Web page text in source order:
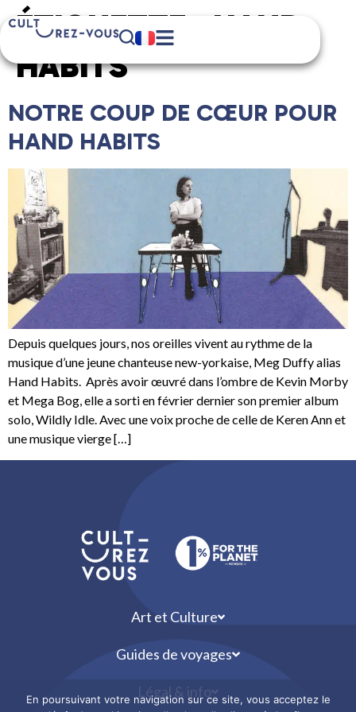
ÉTIQUETTE : HAND
HABITS
NOTRE COUP DE CŒUR POUR
HAND HABITS
Depuis quelques jours, nos oreilles vivent au rythme de la
musique d’une jeune chanteuse new-yorkaise, Meg Duffy alias
Hand Habits. Après avoir œuvré dans l’ombre de Kevin Morby
et Mega Bog, elle a sorti en février dernier son premier album
solo, Wildly Idle. Avec une voix proche de celle de Keren Ann et
une musique vierge […]
Art et Culture
Guides de voyages
Légal & info
En poursuivant votre navigation sur ce site, vous acceptez le